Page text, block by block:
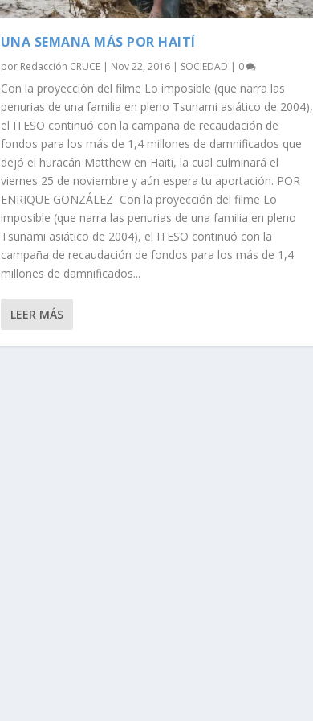
UNA SEMANA MÁS POR HAITÍ
por Redacción CRUCE| Nov 22, 2016| SOCIEDAD | 0
Con la proyección del filme Lo imposible (que narra las
penurias de una familia en pleno Tsunami asiático de 2004),
el ITESO continuó con la campaña de recaudación de
fondos para los más de 1,4 millones de damnificados que
dejó el huracán Matthew en Haití, la cual culminará el
viernes 25 de noviembre y aún espera tu aportación. POR
ENRIQUE GONZÁLEZ Con la proyección del filme Lo
imposible (que narra las penurias de una familia en pleno
Tsunami asiático de 2004), el ITESO continuó con la
campaña de recaudación de fondos para los más de 1,4
millones de damnificados...
LEER MÁS